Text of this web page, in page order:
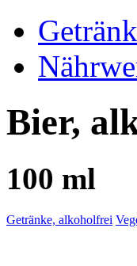
Bier,
100 ml
Getränke, alkoholfrei